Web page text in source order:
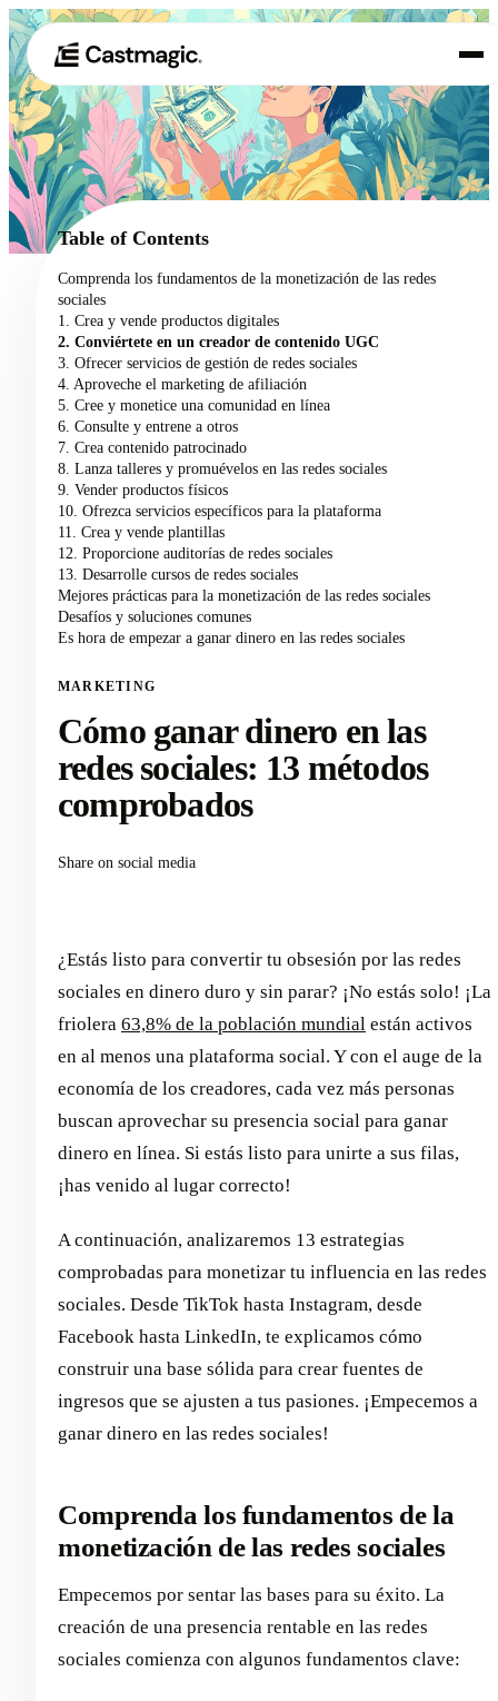
01 Producto
02 Casos de uso
Precios
Acerca de nosotros
Table of Contents
Comprenda los fundamentos de la monetización de las redes
sociales
1. Crea y vende productos digitales
2. Conviértete en un creador de contenido UGC
3. Ofrecer servicios de gestión de redes sociales
4. Aproveche el marketing de afiliación
5. Cree y monetice una comunidad en línea
6. Consulte y entrene a otros
7. Crea contenido patrocinado
8. Lanza talleres y promuévelos en las redes sociales
9. Vender productos físicos
10. Ofrezca servicios específicos para la plataforma
11. Crea y vende plantillas
12. Proporcione auditorías de redes sociales
13. Desarrolle cursos de redes sociales
Mejores prácticas para la monetización de las redes sociales
Desafíos y soluciones comunes
Es hora de empezar a ganar dinero en las redes sociales
MARKETING
Cómo ganar dinero en las
redes sociales: 13 métodos
comprobados
Share on social media
¿Estás listo para convertir tu obsesión por las redes
sociales en dinero duro y sin parar? ¡No estás solo! ¡La
friolera 63,8% de la población mundial están activos
en al menos una plataforma social. Y con el auge de la
economía de los creadores, cada vez más personas
buscan aprovechar su presencia social para ganar
dinero en línea. Si estás listo para unirte a sus filas,
¡has venido al lugar correcto!
A continuación, analizaremos 13 estrategias
comprobadas para monetizar tu influencia en las redes
sociales. Desde TikTok hasta Instagram, desde
Facebook hasta LinkedIn, te explicamos cómo
construir una base sólida para crear fuentes de
ingresos que se ajusten a tus pasiones. ¡Empecemos a
ganar dinero en las redes sociales!
Comprenda los fundamentos de la
monetización de las redes sociales
Empecemos por sentar las bases para su éxito. La
creación de una presencia rentable en las redes
sociales comienza con algunos fundamentos clave: